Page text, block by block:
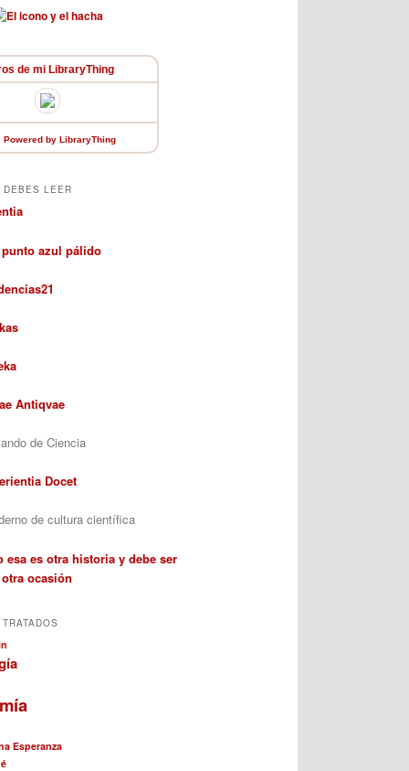
de mi LibraryThing
Powered by LibraryThing
LEER
punto azul pálido
Antiqvae
de Ciencia
Docet
de cultura científica
esa es otra historia y debe ser
ocasión
Esperanza